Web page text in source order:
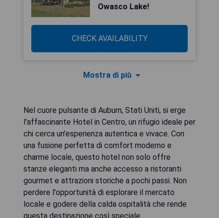
Owasco Lake!
CHECK AVAILABILITY
Mostra di più
Nel cuore pulsante di Auburn, Stati Uniti, si erge
l'affascinante Hotel in Centro, un rifugio ideale per
chi cerca un'esperienza autentica e vivace. Con
una fusione perfetta di comfort moderno e
charme locale, questo hotel non solo offre
stanze eleganti ma anche accesso a ristoranti
gourmet e attrazioni storiche a pochi passi. Non
perdere l'opportunità di esplorare il mercato
locale e godere della calda ospitalità che rende
questa destinazione così speciale.